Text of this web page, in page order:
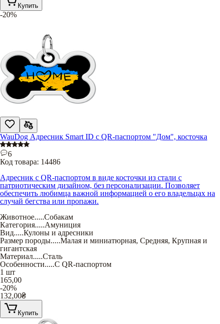
Купить
-20%
WauDog Адресник Smart ID с QR-паспортом "Дом", косточка
6
Код товара: 14486
Адресник с QR-паспортом в виде косточки из стали с
патриотическим дизайном, без персонализации. Позволяет
обеспечить любимца важной информацией о его владельцах на
случай бегства или пропажи.
Животное.....Собакам
Категория.....Амуниция
Вид.....Кулоны и адресники
Размер породы.....Малая и миниатюрная, Средняя, Крупная и
гигантская
Материал.....Сталь
Особенности.....С QR-паспортом
1 шт
165,00
-20%
132,00₴
Купить